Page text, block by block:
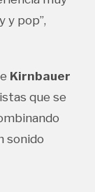
y pop”,
Kirnbauer
que se
sonido